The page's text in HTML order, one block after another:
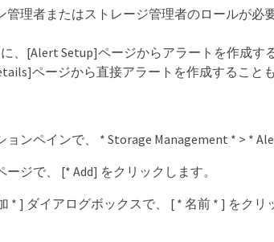
管理者またはストレージ管理者のロールが必要
、[Alert Setup]ページからアラートを作成す
ページから直接アラートを作成することも
ンペインで、 * Storage Management * > *
ジで、 [* Add] をクリックします。
* ] ダイアログボックスで、 [ * 名前 * ] をク